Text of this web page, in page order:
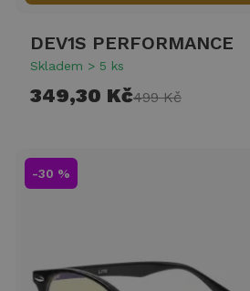
DEV1S PERFORMANCE
Skladem > 5 ks
349,30 Kč499 Kč
-30 %